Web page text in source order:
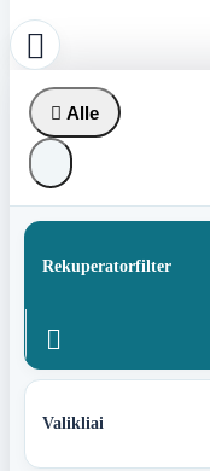

 Alle
Rekuperatorfilter

Valikliai